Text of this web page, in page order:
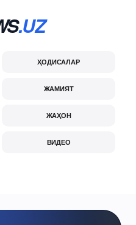
.UZ
ҲОДИСАЛАР
ЖАМИЯТ
ЖАҲОН
ВИДЕО